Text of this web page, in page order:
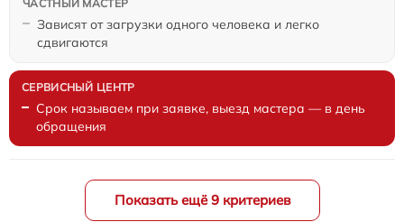
Зависят от загрузки одного человека и легко
сдвигаются
Срок называем при заявке, выезд мастера — в день
обращения
Показать ещё 9 критериев